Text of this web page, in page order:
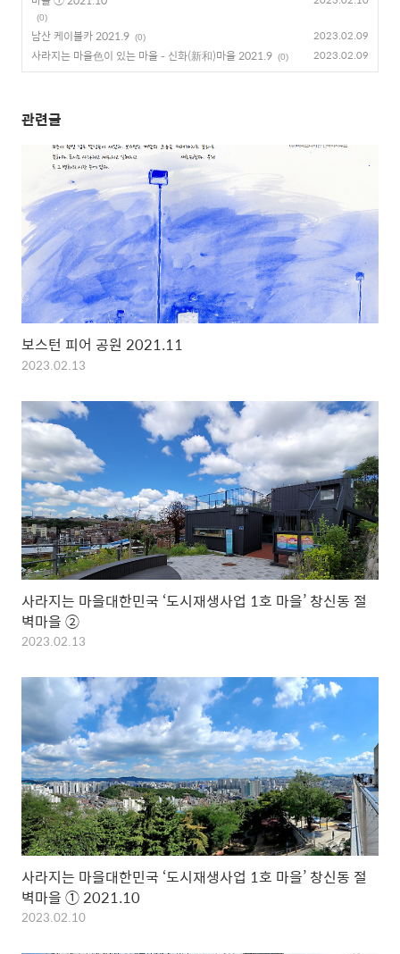
(0)
남산 케이블카 2021.9 (0) 2023.02.09
사라지는 마을色이 있는 마을 – 신화(新和)마을 2021.9 (0) 2023.02.09
관련글
보스턴 피어 공원 2021.11
2023.02.13
사라지는 마을대한민국 ‘도시재생사업 1호 마을’ 창신동 절
벽마을 ②
2023.02.13
사라지는 마을대한민국 ‘도시재생사업 1호 마을’ 창신동 절
벽마을 ① 2021.10
2023.02.10